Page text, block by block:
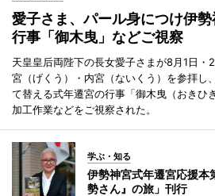
愛子さま、パール身につけ伊
行事「御木曳」などご視察
天皇皇后両陛下の長女愛子さまが8月1日・
宮（げくう）・内宮（ないくう）を参拝し
て替える式年遷宮の行事「御木曳（おきひ
加工作業などをご視察された。
学ぶ・知る
伊勢神宮式年遷宮応援
勢さん』の旅」刊行